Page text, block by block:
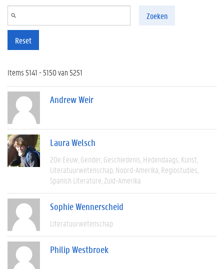
Zoeken
Reset
Items 5141 - 5150 van 5251
Andrew Weir
Laura Welsch
20e Eeuw Gender Geschiedenis Hedendaags Kunst
Literatuurwetenschap Noord-Amerika Regiostudies
Spanish Literature Zuid-Amerika
Sophie Wennerscheid
Literatuurwetenschap
Philip Westbroek